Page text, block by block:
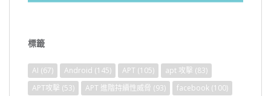
標籤
AI (67) Android (145) APT (105) apt 攻擊 (83)
APT攻擊 (53) APT 進階持續性威脅 (93) facebook (100)